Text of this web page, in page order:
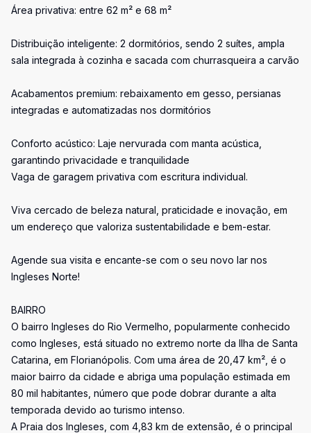
Área privativa: entre 62 m² e 68 m²
Distribuição inteligente: 2 dormitórios, sendo 2 suítes, ampla
sala integrada à cozinha e sacada com churrasqueira a carvão
Acabamentos premium: rebaixamento em gesso, persianas
integradas e automatizadas nos dormitórios
Conforto acústico: Laje nervurada com manta acústica,
garantindo privacidade e tranquilidade
Vaga de garagem privativa com escritura individual.
Viva cercado de beleza natural, praticidade e inovação, em
um endereço que valoriza sustentabilidade e bem-estar.
Agende sua visita e encante-se com o seu novo lar nos
Ingleses Norte!
BAIRRO
O bairro Ingleses do Rio Vermelho, popularmente conhecido
como Ingleses, está situado no extremo norte da Ilha de Santa
Catarina, em Florianópolis. Com uma área de 20,47 km², é o
maior bairro da cidade e abriga uma população estimada em
80 mil habitantes, número que pode dobrar durante a alta
temporada devido ao turismo intenso.
A Praia dos Ingleses, com 4,83 km de extensão, é o principal